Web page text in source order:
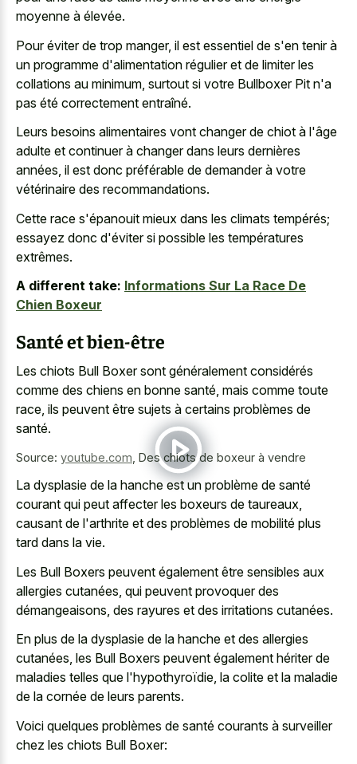
moyenne à élevée.
Pour éviter de trop manger, il est essentiel de s'en tenir à
un programme d'alimentation régulier et de limiter les
collations au minimum, surtout si votre Bullboxer Pit n'a
pas été correctement entraîné.
Leurs besoins alimentaires vont changer de chiot à l'âge
adulte et continuer à changer dans leurs dernières
années, il est donc préférable de demander à votre
vétérinaire des recommandations.
Cette race s'épanouit mieux dans les climats tempérés;
essayez donc d'éviter si possible les températures
extrêmes.
A different take: Informations Sur La Race De
Chien Boxeur
Santé et bien-être
Les chiots Bull Boxer sont généralement considérés
comme des chiens en bonne santé, mais comme toute
race, ils peuvent être sujets à certains problèmes de
santé.
Source: youtube.com Des chiots de boxeur à vendre
La dysplasie de la hanche est un problème de santé
courant qui peut affecter les boxeurs de taureaux,
causant de l'arthrite et des problèmes de mobilité plus
tard dans la vie.
Les Bull Boxers peuvent également être sensibles aux
allergies cutanées, qui peuvent provoquer des
démangeaisons, des rayures et des irritations cutanées.
En plus de la dysplasie de la hanche et des allergies
cutanées, les Bull Boxers peuvent également hériter de
maladies telles que l'hypothyroïdie, la colite et la maladie
de la cornée de leurs parents.
Voici quelques problèmes de santé courants à surveiller
chez les chiots Bull Boxer: